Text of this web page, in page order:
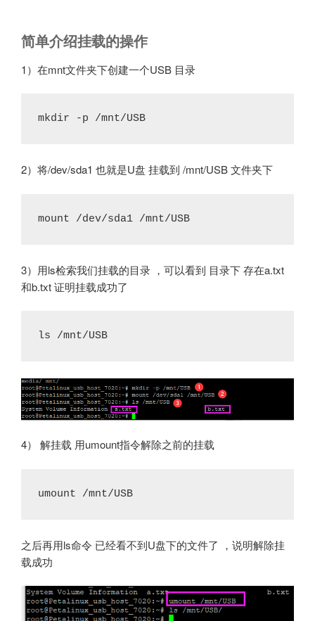
简单介绍挂载的操作
1）在mnt文件夹下创建一个USB 目录
mkdir -p /mnt/USB
2）将/dev/sda1 也就是U盘 挂载到 /mnt/USB 文件夹下
mount /dev/sda1 /mnt/USB
3）用ls检索我们挂载的目录 ，可以看到 目录下 存在a.txt
和b.txt 证明挂载成功了
ls /mnt/USB
4） 解挂载 用umount指令解除之前的挂载
umount /mnt/USB
之后再用ls命令 已经看不到U盘下的文件了 ，说明解除挂
载成功